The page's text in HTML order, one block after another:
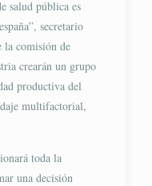
salud pública es
secretario
la comisión de
crearán un grupo
productiva del
multifactorial,
toda la
una decisión